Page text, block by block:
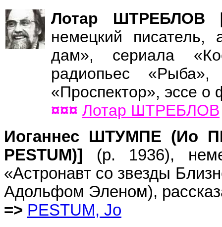
Лотар ШТРЕБЛОВ
немецкий писатель,
дам», сериала
радиопьес
«Проспектор», эссе о
¤¤¤ Лотар ШТРЕБЛОВ
Иоганнес ШТУМПЕ (Ио
PESTUM)] (р. 1936),
«Астронавт со звезды
Адольфом Эленом),
=> PESTUM, Jo